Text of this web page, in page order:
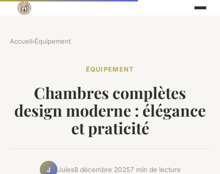
Accueil›Équipement
ÉQUIPEMENT
Chambres complètes
design moderne : élégance
et praticité
J Jules8 décembre 20257 min de lecture